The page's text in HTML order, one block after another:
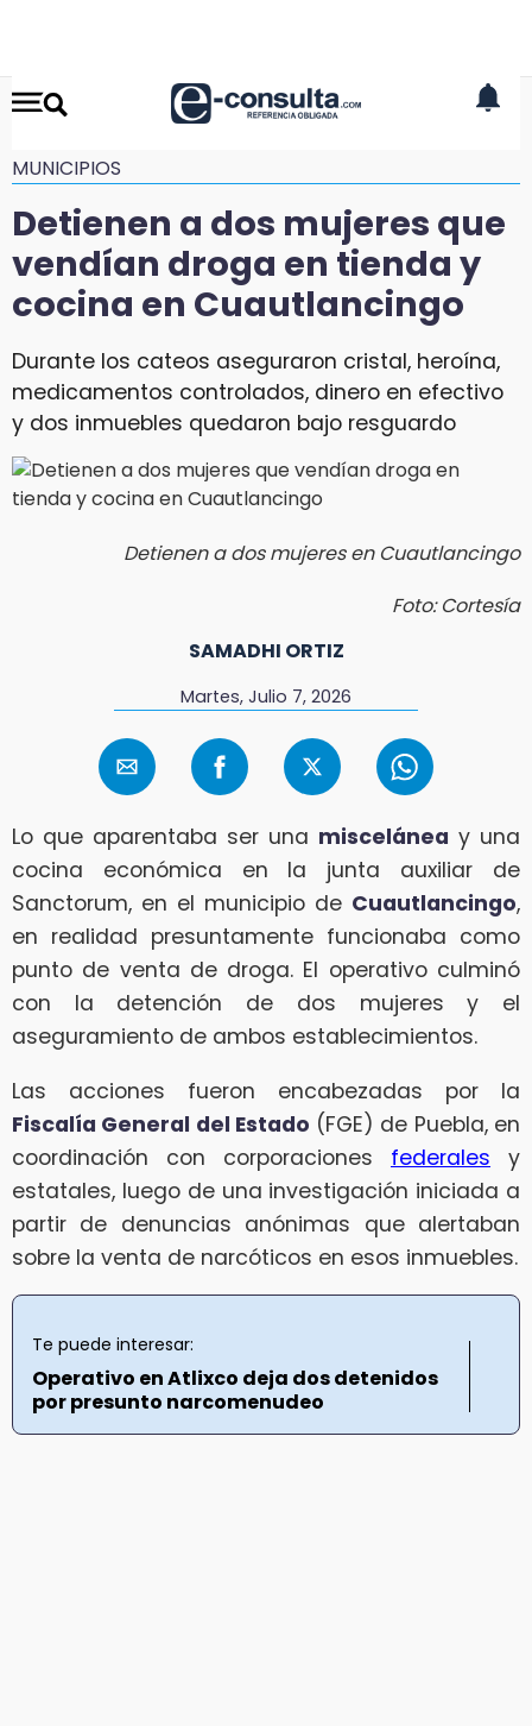
MUNICIPIOS
Detienen a dos mujeres que
vendían droga en tienda y
cocina en Cuautlancingo
Durante los cateos aseguraron cristal, heroína,
medicamentos controlados, dinero en efectivo
y dos inmuebles quedaron bajo resguardo
Detienen a dos mujeres en Cuautlancingo
Foto: Cortesía
SAMADHI ORTIZ
Martes, Julio 7, 2026
Lo que aparentaba ser una miscelánea y una
cocina económica en la junta auxiliar de
Sanctorum, en el municipio de Cuautlancingo,
en realidad presuntamente funcionaba como
punto de venta de droga. El operativo culminó
con la detención de dos mujeres y el
aseguramiento de ambos establecimientos.
Las acciones fueron encabezadas por la
Fiscalía General del Estado (FGE) de Puebla, en
coordinación con corporaciones federales y
estatales, luego de una investigación iniciada a
partir de denuncias anónimas que alertaban
sobre la venta de narcóticos en esos inmuebles.
Te puede interesar:
Operativo en Atlixco deja dos detenidos
por presunto narcomenudeo